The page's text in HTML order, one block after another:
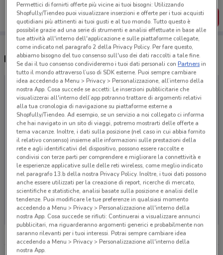
SCARICA L’APP
Negozi Valex a Scafati
Non ci sono negozi nelle vicinanze
Permettici di fornirti offerte più vicine ai tuoi bisogni: Utilizzando
Shopfully/Tiendeo puoi visualizzare inserzioni e offerte per i tuoi acquisti
quotidiani più attinenti ai tuoi gusti e al tuo mondo. Tutto questo è
possibile grazie ad una serie di strumenti e analisi effettuate in base alle
tue attività all'interno dell'applicazione e sulle piattaforme collegate,
come indicato nel paragrafo 2 della Privacy Policy. Per fare questo,
abbiamo bisogno del tuo consenso sull'uso dei dati raccolti a tale fine.
Se dai il tuo consenso condivideremo i tuoi dati personali conPartnersin
tutto il mondo attraverso l’uso di SDK esterne. Puoi sempre cambiare
idea accedendo a Menu > Privacy > Personalizzazione, all’interno della
nostra App. Cosa succede se accetti: Le inserzioni pubblicitarie che
visualizzerai all'interno dell’app potranno trattare di argomenti relativi
alla tua cronologia di navigazione su piattaforme esterne a
Shopfully/Tiendeo. Ad esempio, se un servizio a noi collegato ci informa
che hai navigato in un sito di viaggi, potremo mostrarti delle offerte a
tema vacanze. Inoltre, i dati sulla posizione (nel caso in cui abbia fornito
il relativo consenso) insieme alle informazioni sulle prestazioni della
rete e agli identificativi del dispositivo, possono essere raccolte e
condivisi con terze parti per comprendere e migliorare la connettività e
le esperienze applicative sulle delle reti wireless, come meglio indicato
nel paragrafo 13.b della nostra Privacy Policy. Inoltre, i tuoi dati possono
anche essere utilizzati per la creazione di report, ricerche di mercato,
scientifiche e statistiche, analisi basate sulla posizione e analisi delle
tendenze. Puoi modificare le tue preferenze in qualsiasi momento
accedendo a Menu > Privacy > Personalizzazione all'interno della
nostra App. Cosa succede se rifiuti: Continuerai a visualizzare annunci
pubblicitari, ma riguarderanno argomenti generici e probabilmente non
saranno rilevanti per i tuoi interessi. Potrai sempre cambiare idea
accedendo a Menu > Privacy > Personalizzazione all'interno della
nostra App.